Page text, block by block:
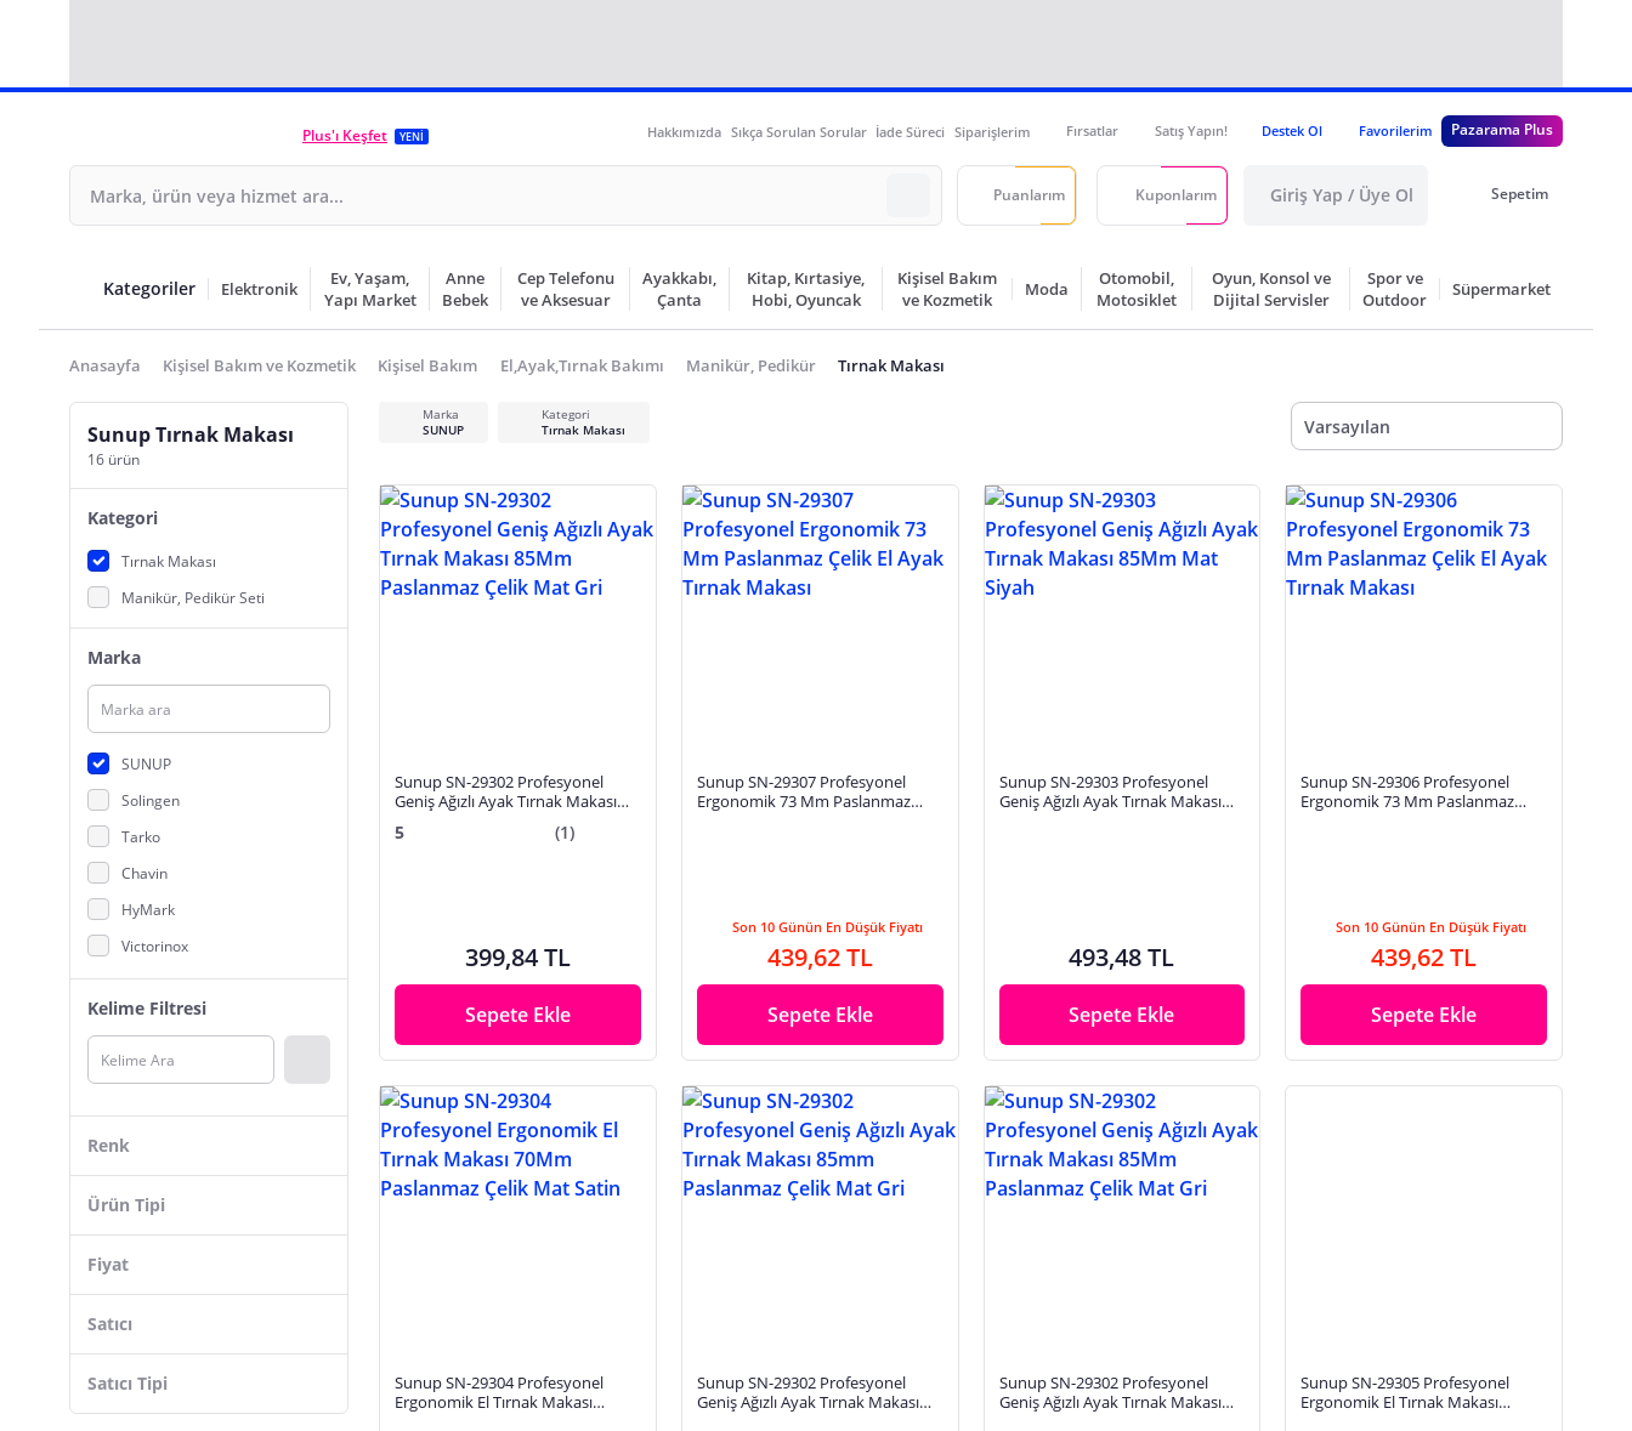
Plus'ı Keşfet YENİ Hakkımızda Sıkça Sorulan Sorular İade Süreci Siparişlerim Fırsatlar Satış Yapın! Destek Ol Favorilerim Pazarama Plus
Puanlarım Kuponlarım Giriş Yap / Üye Ol Sepetim
Kategoriler Elektronik
Ev, Yaşam,
Yapı Market
Anne
Bebek
Cep Telefonu
ve Aksesuar
Ayakkabı,
Çanta
Kitap, Kırtasiye,
Hobi, Oyuncak
Kişisel Bakım
ve Kozmetik
Moda
Otomobil,
Motosiklet
Oyun, Konsol ve
Dijital Servisler
Spor ve
Outdoor
Süpermarket
Anasayfa Kişisel Bakım ve Kozmetik Kişisel Bakım El,Ayak,Tırnak Bakımı Manikür, Pedikür Tırnak Makası
Sunup Tırnak Makası
16 ürün
Kategori
Tırnak Makası
Manikür, Pedikür Seti
Marka
SUNUP
Solingen
Tarko
Chavin
HyMark
Victorinox
Xiaomi
Tweezerman
Gold Beauty
Ezere
FENİŞ
Modacar
Anıl
Najmaddin.com
Kelime Filtresi
Renk
Ürün Tipi
Fiyat
Satıcı
Satıcı Tipi
Marka
SUNUP
Kategori
Tırnak Makası
Varsayılan
Sunup SN-29302 Profesyonel
Geniş Ağızlı Ayak Tırnak Makası
5 (1)
399,84 TL
Sepete Ekle
Sunup SN-29307 Profesyonel
Ergonomik 73 Mm Paslanmaz
Son 10 Günün En Düşük Fiyatı
439,62 TL
Sepete Ekle
Sunup SN-29303 Profesyonel
Geniş Ağızlı Ayak Tırnak Makası
493,48 TL
Sepete Ekle
Sunup SN-29306 Profesyonel
Ergonomik 73 Mm Paslanmaz
Son 10 Günün En Düşük Fiyatı
439,62 TL
Sepete Ekle
Sunup SN-29304 Profesyonel
Ergonomik El Tırnak Makası
Sunup SN-29302 Profesyonel
Geniş Ağızlı Ayak Tırnak Makası
Sunup SN-29302 Profesyonel
Geniş Ağızlı Ayak Tırnak Makası
Sunup SN-29305 Profesyonel
Ergonomik El Tırnak Makası